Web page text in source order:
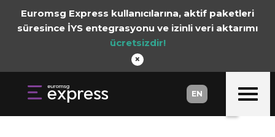
Euromsg Express kullanıcılarına, aktif paketleri
süresince İYS entegrasyonu ve izinli veri aktarımı
ücretsizdir!
×
EN
EN